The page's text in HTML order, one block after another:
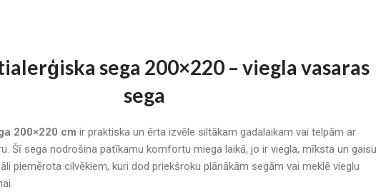
sega 200×220 – viegla vasaras
sega
200×220 cm ir praktiska un ērta izvēle siltākam gadalaikam vai telpām ar
Šī sega nodrošina patīkamu komfortu miega laikā, jo ir viegla, mīksta un gaisu
piemērota cilvēkiem, kuri dod priekšroku plānākām segām vai meklē vieglu